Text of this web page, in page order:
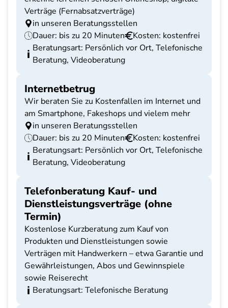
Verträge (Fernabsatzverträge)
in unseren Beratungsstellen
Dauer: bis zu 20 Minuten
Kosten: kostenfrei
Beratungsart: Persönlich vor Ort, Telefonische
Beratung, Videoberatung
Internetbetrug
Wir beraten Sie zu Kostenfallen im Internet und
am Smartphone, Fakeshops und vielem mehr
in unseren Beratungsstellen
Dauer: bis zu 20 Minuten
Kosten: kostenfrei
Beratungsart: Persönlich vor Ort, Telefonische
Beratung, Videoberatung
Telefonberatung Kauf- und
Dienstleistungsverträge (ohne
Termin)
Kostenlose Kurzberatung zum Kauf von
Produkten und Dienstleistungen sowie
Verträgen mit Handwerkern – etwa Garantie und
Gewährleistungen, Abos und Gewinnspiele
sowie Reiserecht
Beratungsart: Telefonische Beratung